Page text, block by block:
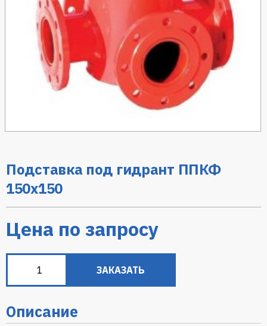
Подставка под гидрант ППКФ
150х150
Цена по запросу
ЗАКАЗАТЬ
Описание